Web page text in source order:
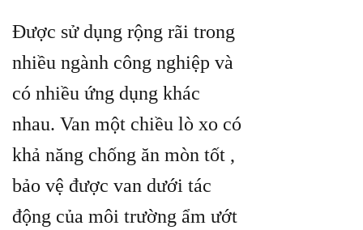
Được sử dụng rộng rãi trong
nhiều ngành công nghiệp và
có nhiều ứng dụng khác
nhau. Van một chiều lò xo có
khả năng chống ăn mòn tốt ,
bảo vệ được van dưới tác
động của môi trường ẩm ướt